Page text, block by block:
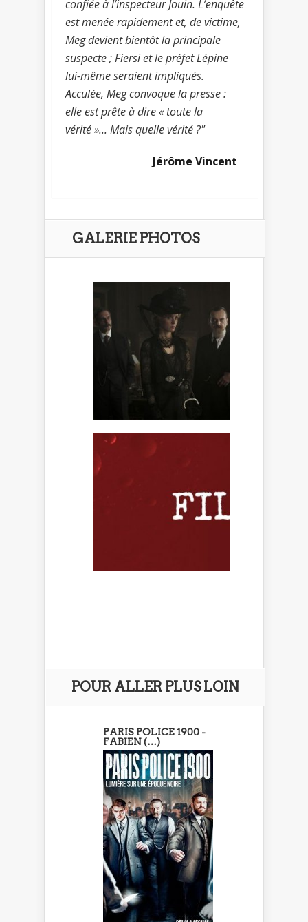
confiée à l’inspecteur Jouin. L’enquête
est menée rapidement et, de victime,
Meg devient bientôt la principale
suspecte ; Fiersi et le préfet Lépine
lui-même seraient impliqués.
Acculée, Meg convoque la presse :
elle est prête à dire « toute la
vérité »... Mais quelle vérité ?"
Jérôme Vincent
GALERIE PHOTOS
POUR ALLER PLUS LOIN
PARIS POLICE 1900 -
FABIEN (…)